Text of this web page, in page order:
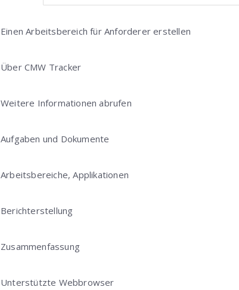
Einen Arbeitsbereich für Anforderer erstellen
Über CMW Tracker
Weitere Informationen abrufen
Aufgaben und Dokumente
Arbeitsbereiche, Applikationen
Berichterstellung
Zusammenfassung
Unterstützte Webbrowser